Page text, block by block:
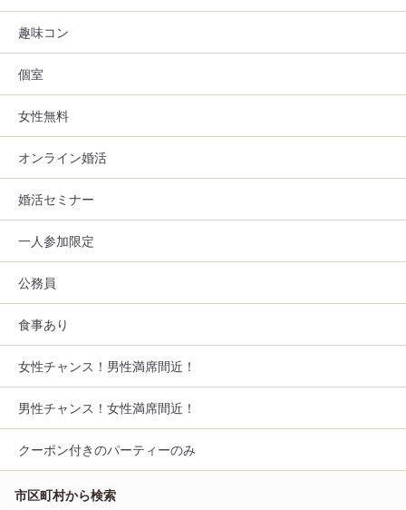
趣味コン
個室
女性無料
オンライン婚活
婚活セミナー
一人参加限定
公務員
食事あり
女性チャンス！男性満席間近！
男性チャンス！女性満席間近！
クーポン付きのパーティーのみ
市区町村から検索